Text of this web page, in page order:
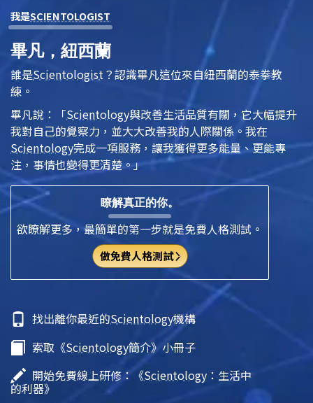
我是SCIENTOLOGIST
畢凡，紐西蘭
誰是Scientologist ？認識畢凡這位來自紐西蘭的泰拳教
練。
畢凡說：「Scientology與改善生活品質有關，它大幅提升
我對自己的覺察力，並大大改善我的人際關係。我在
Scientology完成一項服務，讓我獲得更多能量、更能專
注，事情也變得更清楚。」
瞭解真正的你。
欲瞭解更多，最簡單的第一步就是免費人格測試。
做免費人格測試
找出離你最近的Scientology機構
索取《Scientology簡介》小冊子
開始免費線上研修：《Scientology ：生活中
的利器》